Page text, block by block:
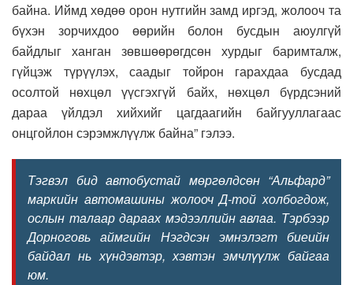
байна. Иймд хөдөө орон нутгийн замд иргэд, жолооч та
бүхэн зорчихдоо өөрийн болон бусдын аюулгүй
байдлыг ханган зөвшөөрөгдсөн хурдыг баримталж,
гүйцэж түрүүлэх, саадыг тойрон гарахдаа бусдад
осолтой нөхцөл үүсгэхгүй байх, нөхцөл бүрдсэний
дараа үйлдэл хийхийг цагдаагийн байгууллагаас
онцгойлон сэрэмжлүүлж байна” гэлээ.
Тэгвэл бид автобустай мөргөлдсөн “Альфард”
маркийн автомашины жолооч Д-той холбогдож,
ослын талаар дараах мэдээллийн авлаа. Тэрбээр
Дорноговь аймгийн Нэгдсэн эмнэлэгт биеийн
байдал нь хүндэвтэр, хэвтэн эмчлүүлж байгаа
юм.